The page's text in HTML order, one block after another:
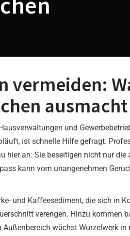
vermeiden:
ausmacht
und
ist schnelle Hilfe gefragt.
hier an: Sie beseitigen nicht nur
kann vom unangenehmen
und Kaffeesediment, die sich in
verengen. Hinzu kommen
wächst Wurzelwerk